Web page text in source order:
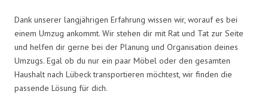
Dank unserer langjährigen Erfahrung wissen wir, worauf es bei
einem Umzug ankommt. Wir stehen dir mit Rat und Tat zur Seite
und helfen dir gerne bei der Planung und Organisation deines
Umzugs. Egal ob du nur ein paar Möbel oder den gesamten
Haushalt nach Lübeck transportieren möchtest, wir finden die
passende Lösung für dich.